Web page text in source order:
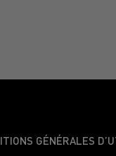
GÉNÉRALES